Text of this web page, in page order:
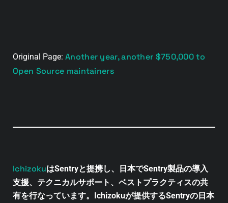
Original Page: Another year, another $750,000 to
Open Source maintainers
IchizokuはSentryと提携し、日本でSentry製品の導入
支援、テクニカルサポート、ベストプラクティスの共
有を行なっています。Ichizokuが提供するSentryの日本